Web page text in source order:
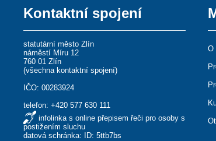
Kontaktní spojení
statutární město Zlín
náměstí Míru 12
760 01 Zlín
(všechna kontaktní spojení)
IČO: 00283924
telefon:+420 577 630 111
infolinka s online přepisem řeči pro osoby s
postižením sluchu
datová schránka: ID: 5ttb7bs
O